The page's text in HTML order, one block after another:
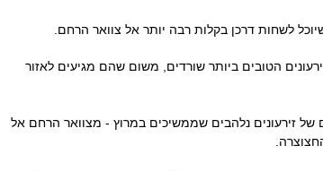
לשחות דרכן בקלות רבה יותר אל צוואר הרחם.
הנרתיק ומושמד. כך הזירעונים הטובים ביותר שורדים, משום שהם מגיעים לאזור
של זירעונים נלהבים שממשיכים במרוץ - מצוואר הרחם אל